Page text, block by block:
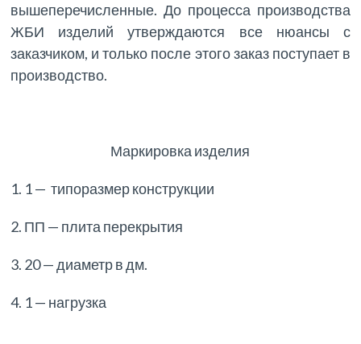
вышеперечисленные. До процесса производства
ЖБИ изделий утверждаются все нюансы с
заказчиком, и только после этого заказ поступает в
производство.
Маркировка изделия
1. 1 — типоразмер конструкции
2. ПП — плита перекрытия
3. 20 — диаметр в дм.
4. 1 — нагрузка